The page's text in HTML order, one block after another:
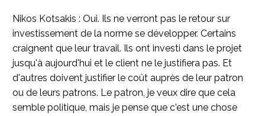
Nikos Kotsakis : Oui. Ils ne verront pas le retour sur
investissement de la norme se développer. Certains
craignent que leur travail. Ils ont investi dans le projet
jusqu'à aujourd'hui et le client ne le justifiera pas. Et
d'autres doivent justifier le coût auprès de leur patron
ou de leurs patrons. Le patron, je veux dire que cela
semble politique, mais je pense que c'est une chose